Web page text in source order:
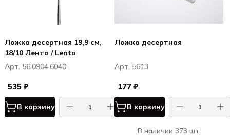
Ложка десертная 19,9 см,
18/10 Ленто / Lento
Арт. 56.0904.6040
535 ₽
В корзину
Ложка десертная
Арт. 5613
177 ₽
В корзину
В наличии 373 шт.